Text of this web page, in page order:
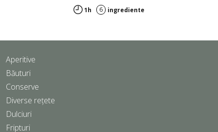
1h 6 ingrediente
Aperitive
Băuturi
Conserve
Diverse rețete
Dulciuri
Fripturi